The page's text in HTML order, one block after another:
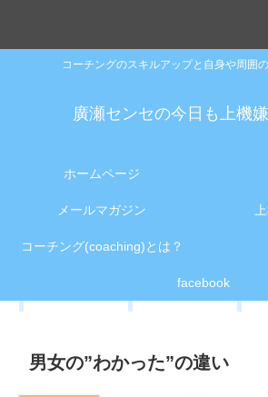
コーチングのスキルアップと自身や周囲
廣瀬センセの今日も上機
ホームページ
メールマガジン
コーチング(coaching)とは？
facebook
男女の”わかった”の違い